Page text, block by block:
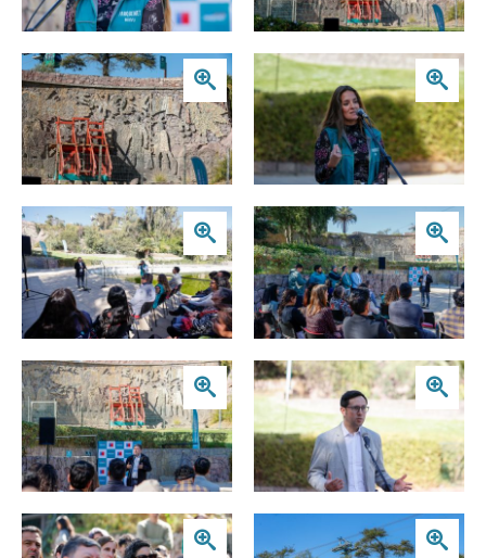
Zoom Zoom
Zoom Zoom
Zoom Zoom
Zoom